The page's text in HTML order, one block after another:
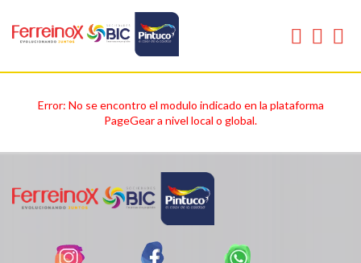
Error: No se encontro el modulo indicado en la plataforma
PageGear a nivel local o global.